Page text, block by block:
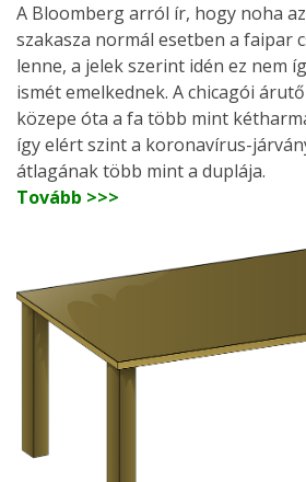
A Bloomberg arról ír, hogy noha
szakasza normál esetben a faipar
lenne, a jelek szerint idén ez nem
ismét emelkednek. A chicagói
közepe óta a fa több mint
így elért szint a koronavírus-
átlagának több mint a duplája.
Tovább >>>